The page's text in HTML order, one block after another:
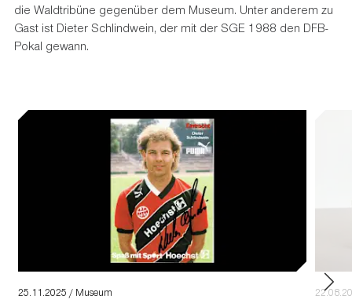
die Waldtribüne gegenüber dem Museum. Unter anderem zu
Gast ist Dieter Schlindwein, der mit der SGE 1988 den DFB-
Pokal gewann.
25.11.2025 / Museum